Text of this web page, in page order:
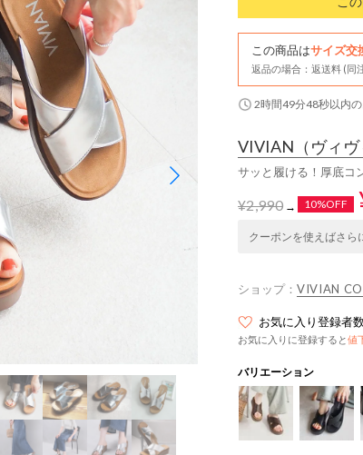
この商品はサイズ交
返品の場合：返送料 (同
2時間49分47秒以内
VIVIAN （ヴィ
サッと履ける！厚底コ
¥2,990→ 10%OFF
クーポンを使えばさら
ショップ： VIVIAN
お気に入り登録者
お気に入りに登録すると値
バリエーション